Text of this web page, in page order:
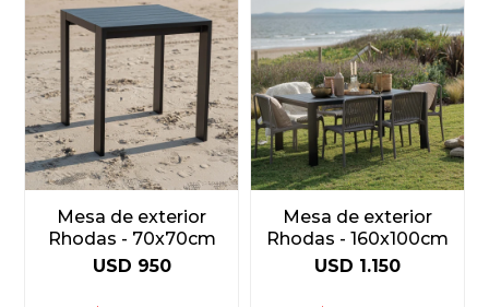
Mesa de exterior
Rhodas - 70x70cm
USD 950
Mesa de exterior
Rhodas - 160x100cm
USD 1.150